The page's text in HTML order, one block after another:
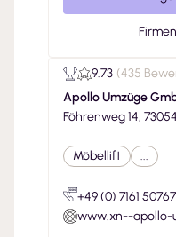
9.73 (435
Apollo Umzüge
Föhrenweg 14,
Möbellift ...
+49 (0) 7161
www.xn--apollo-